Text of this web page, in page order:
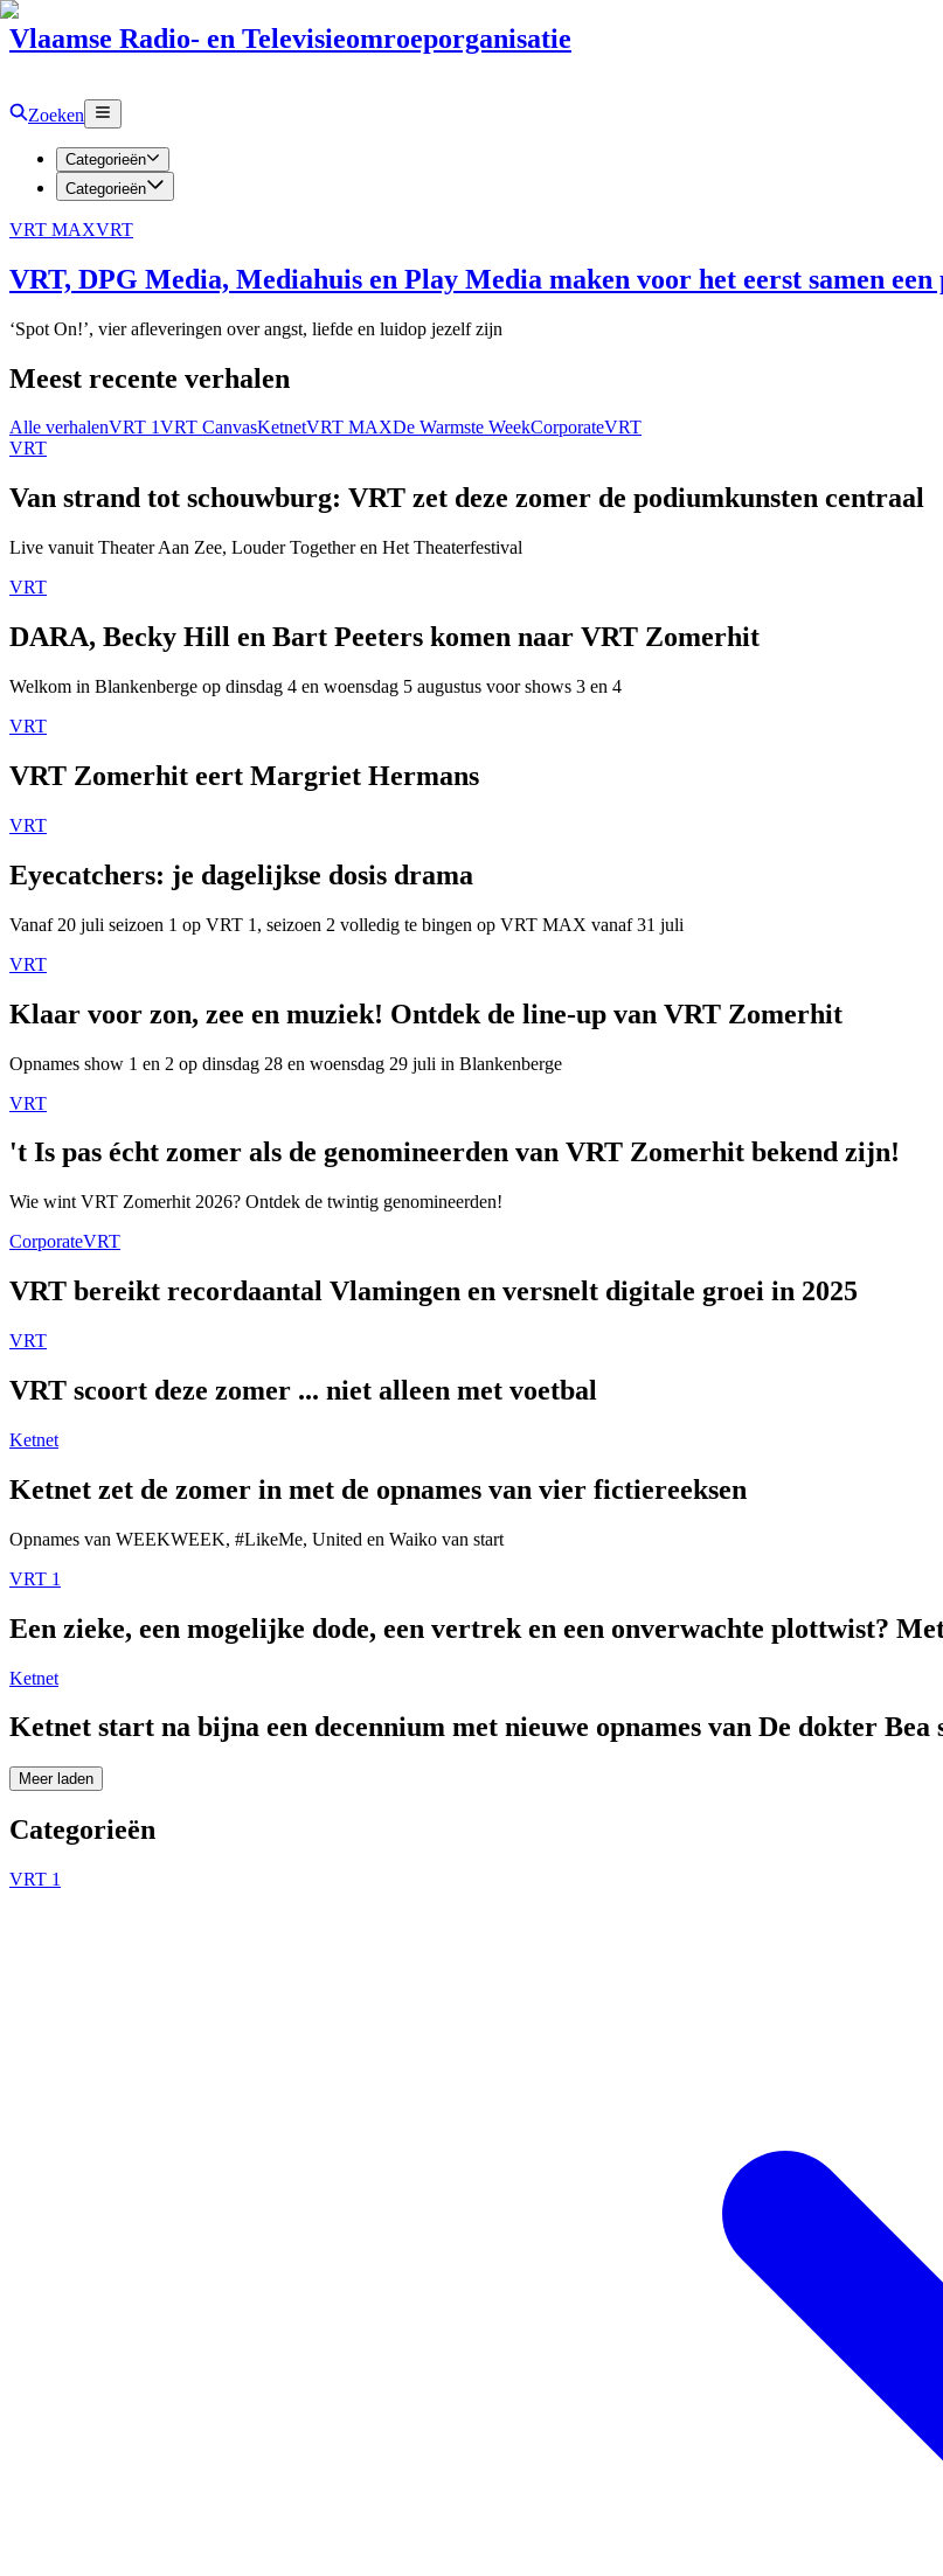
Vlaamse Radio- en Televisieomroeporganisatie
Zoeken
Categorieën
Categorieën
VRT MAXVRT
VRT, DPG Media, Mediahuis en Play Media maken voor het eerst samen
‘Spot On!’, vier afleveringen over angst, liefde en luidop jezelf zijn
Meest recente verhalen
Alle verhalenVRT 1VRT CanvasKetnetVRT MAXDe Warmste WeekCorporateVRT
VRT
Van strand tot schouwburg: VRT zet deze zomer de podiumkunsten centraal
Live vanuit Theater Aan Zee, Louder Together en Het Theaterfestival
VRT
DARA, Becky Hill en Bart Peeters komen naar VRT Zomerhit
Welkom in Blankenberge op dinsdag 4 en woensdag 5 augustus voor shows 3 en 4
VRT
VRT Zomerhit eert Margriet Hermans
VRT
Eyecatchers: je dagelijkse dosis drama
Vanaf 20 juli seizoen 1 op VRT 1, seizoen 2 volledig te bingen op VRT MAX vanaf 31 juli
VRT
Klaar voor zon, zee en muziek! Ontdek de line-up van VRT Zomerhit
Opnames show 1 en 2 op dinsdag 28 en woensdag 29 juli in Blankenberge
VRT
't Is pas écht zomer als de genomineerden van VRT Zomerhit bekend zijn!
Wie wint VRT Zomerhit 2026? Ontdek de twintig genomineerden!
CorporateVRT
VRT bereikt recordaantal Vlamingen en versnelt digitale groei in 2025
VRT
VRT scoort deze zomer ... niet alleen met voetbal
Ketnet
Ketnet zet de zomer in met de opnames van vier fictiereeksen
Opnames van WEEKWEEK, #LikeMe, United en Waiko van start
VRT 1
Een zieke, een mogelijke dode, een vertrek en een onverwachte plottwist?
Ketnet
Ketnet start na bijna een decennium met nieuwe opnames van De dokter Bea
Meer laden
Categorieën
VRT 1